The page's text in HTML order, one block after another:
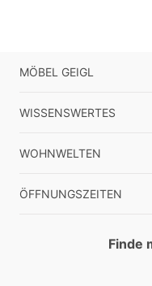
MÖBEL GEIGL
WISSENSWERTES
WOHNWELTEN
ÖFFNUNGSZEITEN
Finde